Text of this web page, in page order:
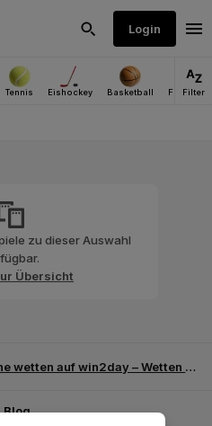
zu dieser Auswahl
Übersicht